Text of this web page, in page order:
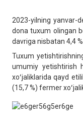
2023-yilning yanvar-
dona tuxum olingan
davriga nisbatan 4,4
Tuxum
umumiy yetishtirish
xoʻjaliklarida qayd
(15,7 %) fermer